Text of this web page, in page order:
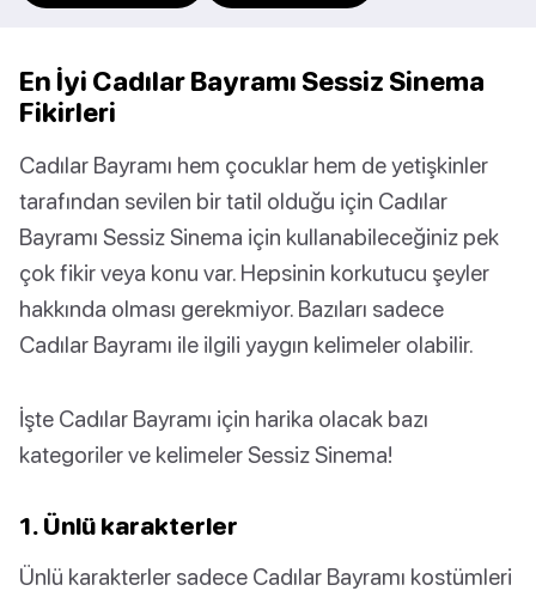
En İyi Cadılar Bayramı Sessiz Sinema
Fikirleri
Cadılar Bayramı hem çocuklar hem de yetişkinler
tarafından sevilen bir tatil olduğu için Cadılar
Bayramı Sessiz Sinema için kullanabileceğiniz pek
çok fikir veya konu var. Hepsinin korkutucu şeyler
hakkında olması gerekmiyor. Bazıları sadece
Cadılar Bayramı ile ilgili yaygın kelimeler olabilir.
İşte Cadılar Bayramı için harika olacak bazı
kategoriler ve kelimeler Sessiz Sinema!
1. Ünlü karakterler
Ünlü karakterler sadece Cadılar Bayramı kostümleri